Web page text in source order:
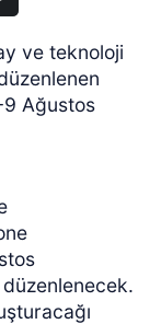
ve teknoloji
9 Ağustos